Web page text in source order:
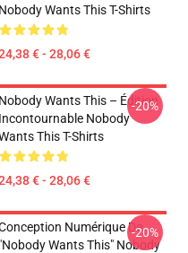
Nobody Wants This T-Shirts
€ - 28,06 €
Nobody Wants This – Édition
Incontournable Nobody
This T-Shirts
€ - 28,06 €
-20%
Numérique De
"Nobody Wants This" Nobody
-20%